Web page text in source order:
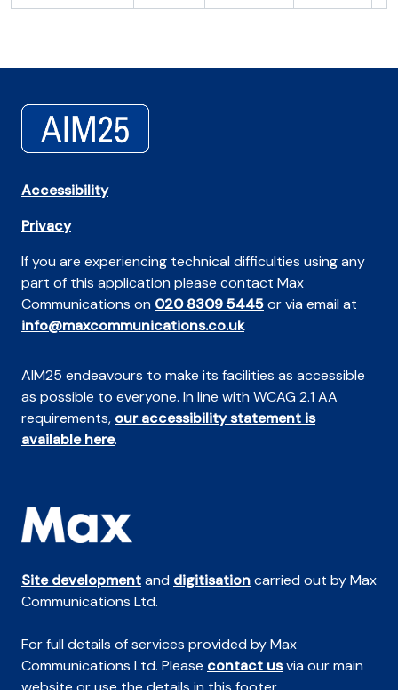
Accessibility
Privacy
If you are experiencing technical difficulties using any
part of this application please contact Max
Communications on 020 8309 5445or via email at
info@maxcommunications.co.uk
AIM25 endeavours to make its facilities as accessible
as possible to everyone. In line with WCAG 2.1 AA
requirements, our accessibility statement is
available here.
Site developmentand digitisationcarried out by Max
Communications Ltd.
For full details of services provided by Max
Communications Ltd. Please contact usvia our main